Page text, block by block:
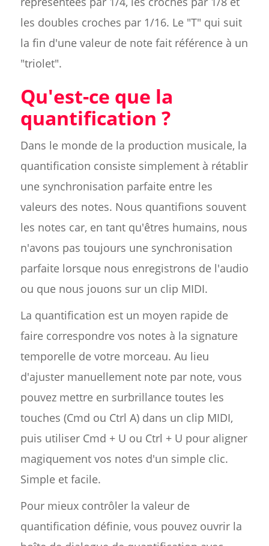
les doubles croches par 1/16. Le "T" qui suit
la fin d'une valeur de note fait référence à un
"triolet".
Qu'est-ce que la
quantification ?
Dans le monde de la production musicale, la
quantification consiste simplement à rétablir
une synchronisation parfaite entre les
valeurs des notes. Nous quantifions souvent
les notes car, en tant qu'êtres humains, nous
n'avons pas toujours une synchronisation
parfaite lorsque nous enregistrons de l'audio
ou que nous jouons sur un clip MIDI.
La quantification est un moyen rapide de
faire correspondre vos notes à la signature
temporelle de votre morceau. Au lieu
d'ajuster manuellement note par note, vous
pouvez mettre en surbrillance toutes les
touches (Cmd ou Ctrl A) dans un clip MIDI,
puis utiliser Cmd + U ou Ctrl + U pour aligner
magiquement vos notes d'un simple clic.
Simple et facile.
Pour mieux contrôler la valeur de
quantification définie, vous pouvez ouvrir la